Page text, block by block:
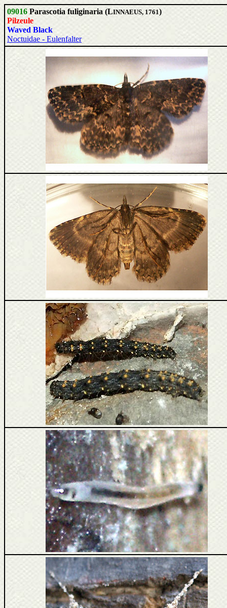
09016 Parascotia fuliginaria (LINNAEUS, 1761)
Pilzeule
Waved Black
Noctuidae - Eulenfalter